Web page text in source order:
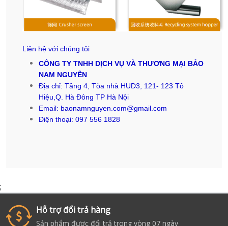
Liên hệ với chúng tôi
CÔNG TY TNHH DỊCH VỤ VÀ THƯƠNG MẠI BẢO
NAM NGUYÊN
Địa chỉ: Tầng 4, Tòa nhà HUD3, 121- 123 Tô
Hiệu,Q. Hà Đông TP Hà Nội
Email: baonamnguyen.com@gmail.com
Điện thoại: 097 556 1828
;
Đặt hàng ngay
Hotline đặt hàng nhanh: 0949.946.233